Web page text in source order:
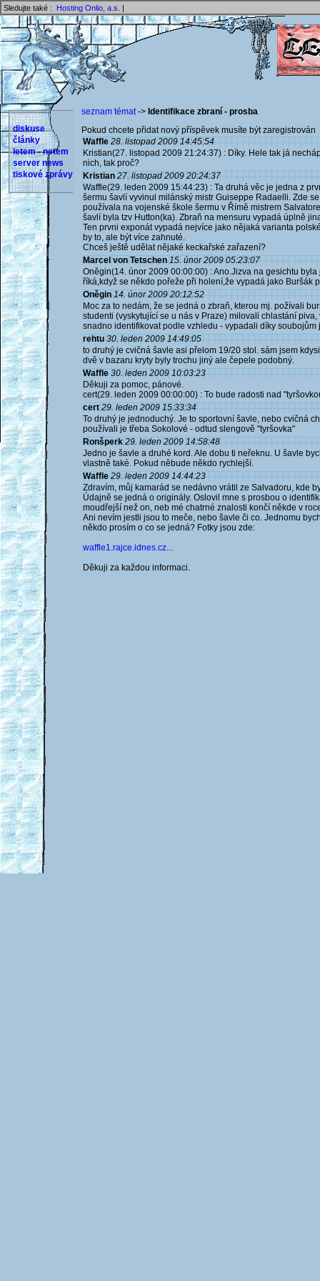
Sledujte také : Hosting Onlio, a.s. |
diskuse
články
letem - netem
server news
tiskové zprávy
seznam témat-> Identifikace zbraní - prosba
Pokud chcete přidat nový příspěvek musíte být
Waffle 28. listopad 2009 14:45:54
Kristian(27. listopad 2009 21:24:37) : Díky. Hele tak já
nich, tak proč?
Kristian 27. listopad 2009 20:24:37
Waffle(29. leden 2009 15:44:23) : Ta druhá věc je jedna z
šermu šavlí vyvinul milánský mistr Guiseppe Radaelli. Zde
používala na vojenské škole šermu v Římě mistrem
šavlí byla tzv Hutton(ka). Zbraň na mensuru vypadá úplně
Ten prvni exponát vypadá nejvíce jako nějaká varianta
by to, ale být více zahnuté.
Chceš ještě udělat nějaké keckařské zařazení?
Marcel von Tetschen 15. únor 2009 05:23:07
Oněgin(14. únor 2009 00:00:00) : Ano.Jizva na gesichtu
říká,když se někdo pořeže při holení,že vypadá jako Buršák
Oněgin 14. únor 2009 20:12:52
Moc za to nedám, že se jedná o zbraň, kterou mj. požívali
studenti (vyskytující se u nás v Praze) milovali chlastání
snadno identifikovat podle vzhledu - vypadali díky soubojům
rehtu 30. leden 2009 14:49:05
to druhý je cvičná šavle asi přelom 19/20 stol. sám jsem
dvě v bazaru kryty byly trochu jiný ale čepele podobný.
Waffle 30. leden 2009 10:03:23
Děkuji za pomoc, pánové.
cert(29. leden 2009 00:00:00) : To bude radosti nad
cert 29. leden 2009 15:33:34
To druhý je jednoduchý. Je to sportovní šavle, nebo cvičná
používali je třeba Sokolové - odtud slengově "tyršovka"
Ronšperk 29. leden 2009 14:58:48
Jedno je šavle a druhé kord. Ale dobu ti neřeknu. U šavle
vlastně také. Pokud něbude někdo rychlejší.
Waffle 29. leden 2009 14:44:23
Zdravím, můj kamarád se nedávno vrátil ze Salvadoru, kde
Údajně se jedná o originály. Oslovil mne s prosbou o
moudřejší než on, neb mé chatrné znalosti končí někde v
Ani nevím jestli jsou to meče, nebo šavle či co. Jednomu
někdo prosím o co se jedná? Fotky jsou zde:
waffle1.rajce.idnes.cz...
Děkuji za každou informaci.